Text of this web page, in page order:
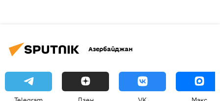
Азербайджан